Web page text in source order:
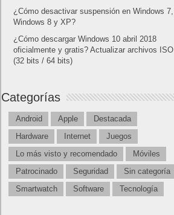
¿Cómo desactivar suspensión en Windows 7,
Windows 8 y XP?
¿Cómo descargar Windows 10 abril 2018
oficialmente y gratis? Actualizar archivos ISO
(32 bits / 64 bits)
Categorías
Android Apple
Destacada
Hardware
Internet
Juegos
Lo más visto y recomendado
Móviles
Patrocinado
Seguridad
Sin categoría
Smartwatch
Software Tecnología